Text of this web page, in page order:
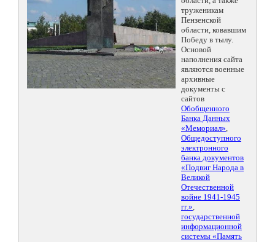
труженикам
Пензенской
области, ковавшим
Победу в тылу.
Основой
наполнения сайта
являются военные
архивные
документы с
сайтов
Обобщенного
Банка Данных
«Мемориал»,
Общедоступного
электронного
банка документов
«Подвиг Народа в
Великой
Отечественной
войне 1941-1945
гг.»,
государственной
информационной
системы «Память